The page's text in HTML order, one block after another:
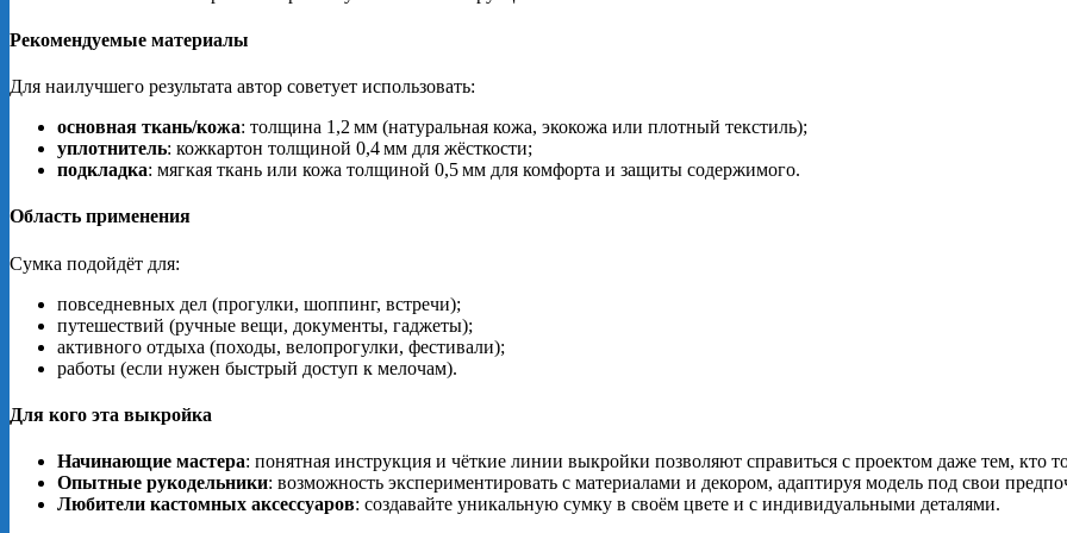
Рекомендуемые материалы
Для наилучшего результата автор советует использовать:
основная ткань/кожа: толщина 1,2 мм (натуральная кожа, экокожа или плотный текстиль);
уплотнитель: кожкартон толщиной 0,4 мм для жёсткости;
подкладка: мягкая ткань или кожа толщиной 0,5 мм для комфорта и защиты содержимого.
Область применения
Сумка подойдёт для:
повседневных дел (прогулки, шоппинг, встречи);
путешествий (ручные вещи, документы, гаджеты);
активного отдыха (походы, велопрогулки, фестивали);
работы (если нужен быстрый доступ к мелочам).
Для кого эта выкройка
Начинающие мастера: понятная инструкция и чёткие линии выкройки позволяют справиться с проектом даже тем, кто
Опытные рукодельники: возможность экспериментировать с материалами и декором, адаптируя модель под свои
Любители кастомных аксессуаров: создавайте уникальную сумку в своём цвете и с индивидуальными деталями.